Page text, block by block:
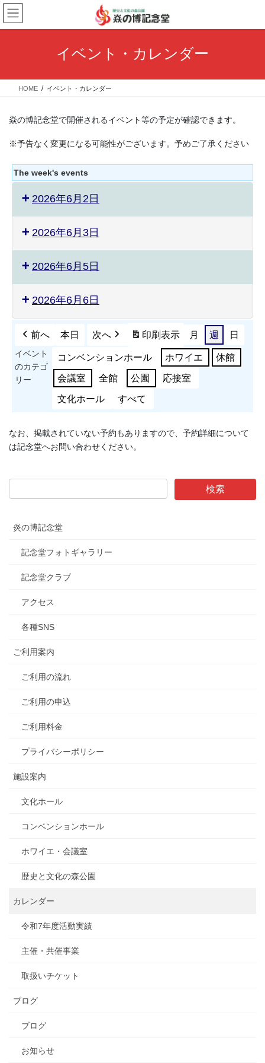
コ
ン
テ
ス
ナ
ビ
ゲ
ン
イベント・カレンダー
HOME イベント・カレンダー
焱の博記念堂で開催されるイベント等の予定が確認できます。
※予告なく変更になる可能性がございます。予めご了承ください
The week's events
2026年6月2日
2026年6月3日
2026年6月5日
2026年6月6日
前へ 本日 次へ 印刷表示 月 週 日
イベント
のカテゴ
リー
コンベンションホール ホワイエ 休館
会議室 全館 公園 応接室
文化ホール すべて
なお、掲載されていない予約もありますので、予約詳細について
は記念堂へお問い合わせください。
炎の博記念堂
記念堂フォトギャラリー
記念堂クラブ
アクセス
各種SNS
ご利用案内
ご利用の流れ
ご利用の申込
ご利用料金
プライバシーポリシー
施設案内
文化ホール
コンベンションホール
ホワイエ・会議室
歴史と文化の森公園
カレンダー
令和7年度活動実績
主催・共催事業
取扱いチケット
ブログ
ブログ
お知らせ